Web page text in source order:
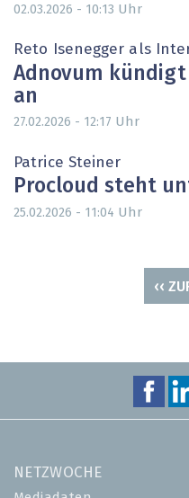
02.03.2026 - 10:13 Uhr
Reto Isenegger als
Adnovum
an
27.02.2026 - 12:17 Uhr
Patrice Steiner
Procloud steht
25.02.2026 - 11:04 Uhr
‹‹
NETZWOCHE